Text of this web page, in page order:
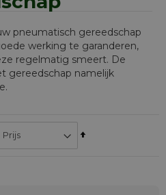
pneumatisch gereedschap
werking te garanderen,
regelmatig smeert. De
gereedschap namelijk
Van